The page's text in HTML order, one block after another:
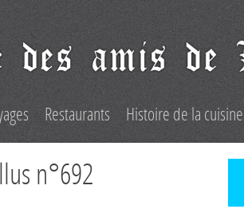
Restaurants Histoire de la cuisine
n°692